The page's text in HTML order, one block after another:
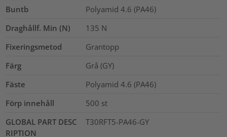
Buntb
Polyamid 4.6 (PA46)
Draghållf. Min (N)
135 N
Fixeringsmetod
Grantopp
Färg
Grå (GY)
Fäste
Polyamid 4.6 (PA46)
Förp innehåll
500 st
GLOBAL PART DESC
RIPTION
T30RFT5-PA46-GY